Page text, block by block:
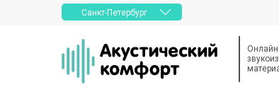
Санкт-Петербург
Онлайн